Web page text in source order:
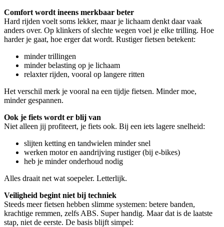
Comfort wordt ineens merkbaar beter
Hard rijden voelt soms lekker, maar je lichaam denkt daar vaak
anders over. Op klinkers of slechte wegen voel je elke trilling. Hoe
harder je gaat, hoe erger dat wordt. Rustiger fietsen betekent:
minder trillingen
minder belasting op je lichaam
relaxter rijden, vooral op langere ritten
Het verschil merk je vooral na een tijdje fietsen. Minder moe,
minder gespannen.
Ook je fiets wordt er blij van
Niet alleen jij profiteert, je fiets ook. Bij een iets lagere snelheid:
slijten ketting en tandwielen minder snel
werken motor en aandrijving rustiger (bij e-bikes)
heb je minder onderhoud nodig
Alles draait net wat soepeler. Letterlijk.
Veiligheid begint niet bij techniek
Steeds meer fietsen hebben slimme systemen: betere banden,
krachtige remmen, zelfs ABS. Super handig. Maar dat is de laatste
stap, niet de eerste. De basis blijft simpel: